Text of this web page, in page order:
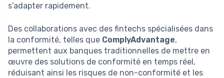
s’adapter rapidement.
Des collaborations avec des fintechs spécialisées dans
la conformité, telles que ComplyAdvantage,
permettent aux banques traditionnelles de mettre en
œuvre des solutions de conformité en temps réel,
réduisant ainsi les risques de non-conformité et les